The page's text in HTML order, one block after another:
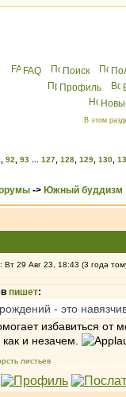
FAQ Поиск
Профиль
В этом
92 93 127 128 129 130
-> Южный буддизм
Вт 29 Авг 23, 18:43 (3 года
пишет:
- это
избавиться от
и незачем.
листьев